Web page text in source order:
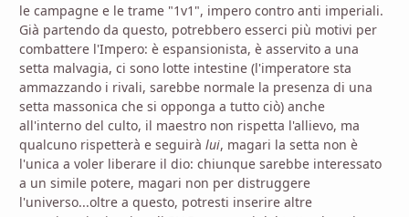
le campagne e le trame "1v1", impero contro anti imperiali.
Già partendo da questo, potrebbero esserci più motivi per
combattere l'Impero: è espansionista, è asservito a una
setta malvagia, ci sono lotte intestine (l'imperatore sta
ammazzando i rivali, sarebbe normale la presenza di una
setta massonica che si opponga a tutto ciò) anche
all'interno del culto, il maestro non rispetta l'allievo, ma
qualcuno rispetterà e seguirà lui, magari la setta non è
l'unica a voler liberare il dio: chiunque sarebbe interessato
a un simile potere, magari non per distruggere
l'universo...oltre a questo, potresti inserire altre